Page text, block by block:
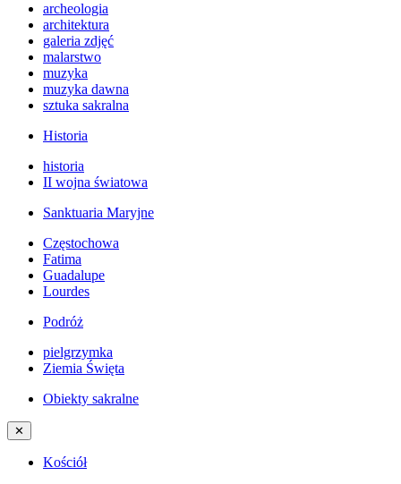
archeologia
architektura
galeria zdjęć
malarstwo
muzyka
muzyka dawna
sztuka sakralna
Historia
historia
II wojna światowa
Sanktuaria Maryjne
Częstochowa
Fatima
Guadalupe
Lourdes
Podróż
pielgrzymka
Ziemia Święta
Obiekty sakralne
✕
Kościół